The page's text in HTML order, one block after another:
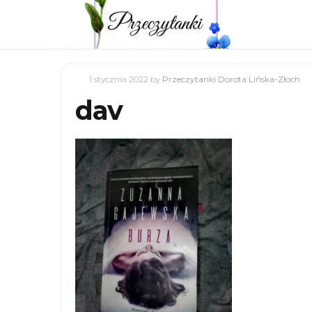
1 stycznia 2022 by Przeczytanki Dorota Lińska-Złoch
dav